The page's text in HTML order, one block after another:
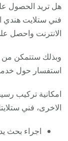
هل تريد الحصول
فني ستلايت هندي
الانترنت واحصل
وبذلك ستتمكن من
استفسار حول
الاخرى، فني
اجراء بحث